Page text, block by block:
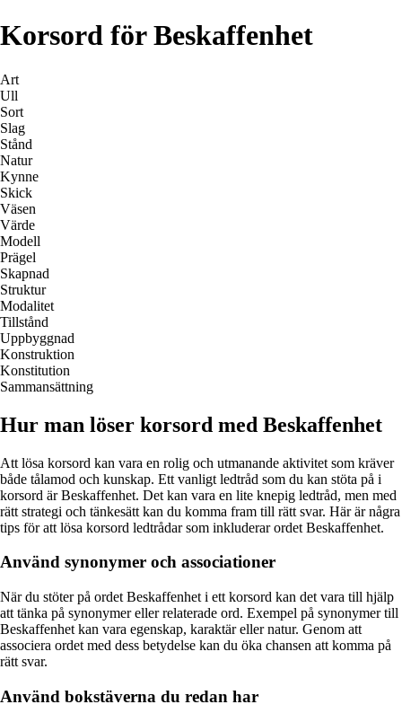
Korsord för Beskaffenhet
Art
Ull
Sort
Slag
Stånd
Natur
Kynne
Skick
Väsen
Värde
Modell
Prägel
Skapnad
Struktur
Modalitet
Tillstånd
Uppbyggnad
Konstruktion
Konstitution
Sammansättning
Hur man löser korsord med Beskaffenhet
Att lösa korsord kan vara en rolig och utmanande aktivitet som kräver
både tålamod och kunskap. Ett vanligt ledtråd som du kan stöta på i
korsord är Beskaffenhet. Det kan vara en lite knepig ledtråd, men med
rätt strategi och tänkesätt kan du komma fram till rätt svar. Här är några
tips för att lösa korsord ledtrådar som inkluderar ordet Beskaffenhet.
Använd synonymer och associationer
När du stöter på ordet Beskaffenhet i ett korsord kan det vara till hjälp
att tänka på synonymer eller relaterade ord. Exempel på synonymer till
Beskaffenhet kan vara egenskap, karaktär eller natur. Genom att
associera ordet med dess betydelse kan du öka chansen att komma på
rätt svar.
Använd bokstäverna du redan har